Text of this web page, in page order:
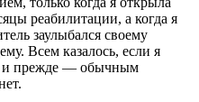
реабилитации, а когда я
заулыбался своему
Всем казалось, если я
и прежде — обычным